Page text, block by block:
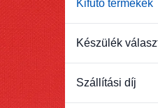
Kifutó termékek
Készülék
Szállítási díj